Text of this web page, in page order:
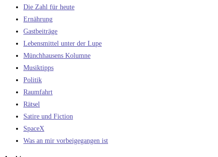
Die Zahl für heute
Ernährung
Gastbeiträge
Lebensmittel unter der Lupe
Münchhausens Kolumne
Musiktipps
Politik
Raumfahrt
Rätsel
Satire und Fiction
SpaceX
Was an mir vorbeigegangen ist